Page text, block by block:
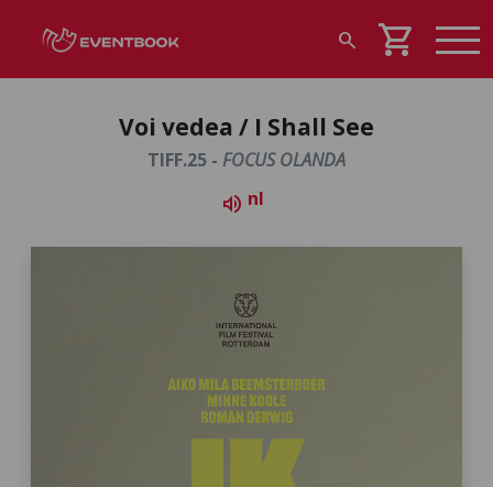
search shopping_cart
Voi vedea / I Shall See
TIFF.25 - FOCUS OLANDA
volume_up nl